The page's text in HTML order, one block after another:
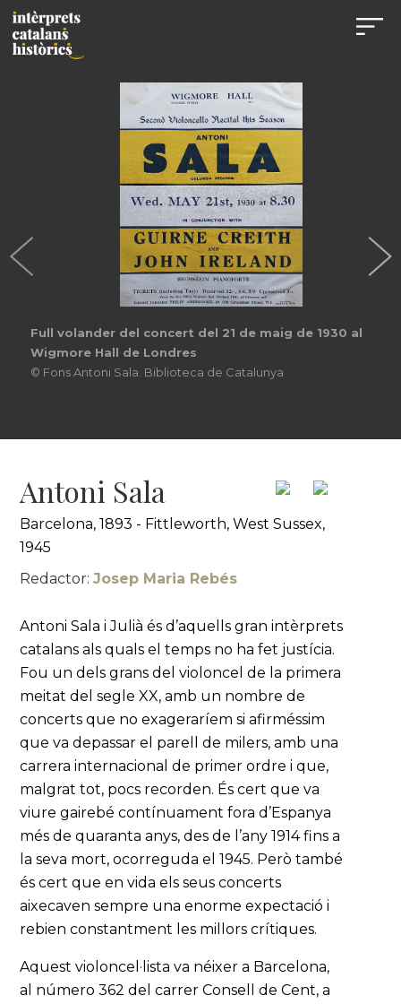
Full volander del concert del 21 de maig de 1930 al
Wigmore Hall de Londres
© Fons Antoni Sala. Biblioteca de Catalunya
Antoni Sala
Barcelona, 1893 - Fittleworth, West Sussex,
1945
Redactor:Josep Maria Rebés
Antoni Sala i Julià és d’aquells gran intèrprets
catalans als quals el temps no ha fet justícia.
Fou un dels grans del violoncel de la primera
meitat del segle XX, amb un nombre de
concerts que no exageraríem si afirméssim
que va depassar el parell de milers, amb una
carrera internacional de primer ordre i que,
malgrat tot, pocs recorden. És cert que va
viure gairebé contínuament fora d’Espanya
més de quaranta anys, des de l’any 1914 fins a
la seva mort, ocorreguda el 1945. Però també
és cert que en vida els seus concerts
aixecaven sempre una enorme expectació i
rebien constantment les millors crítiques.
Aquest violoncel·lista va néixer a Barcelona,
al número 362 del carrer Consell de Cent, a